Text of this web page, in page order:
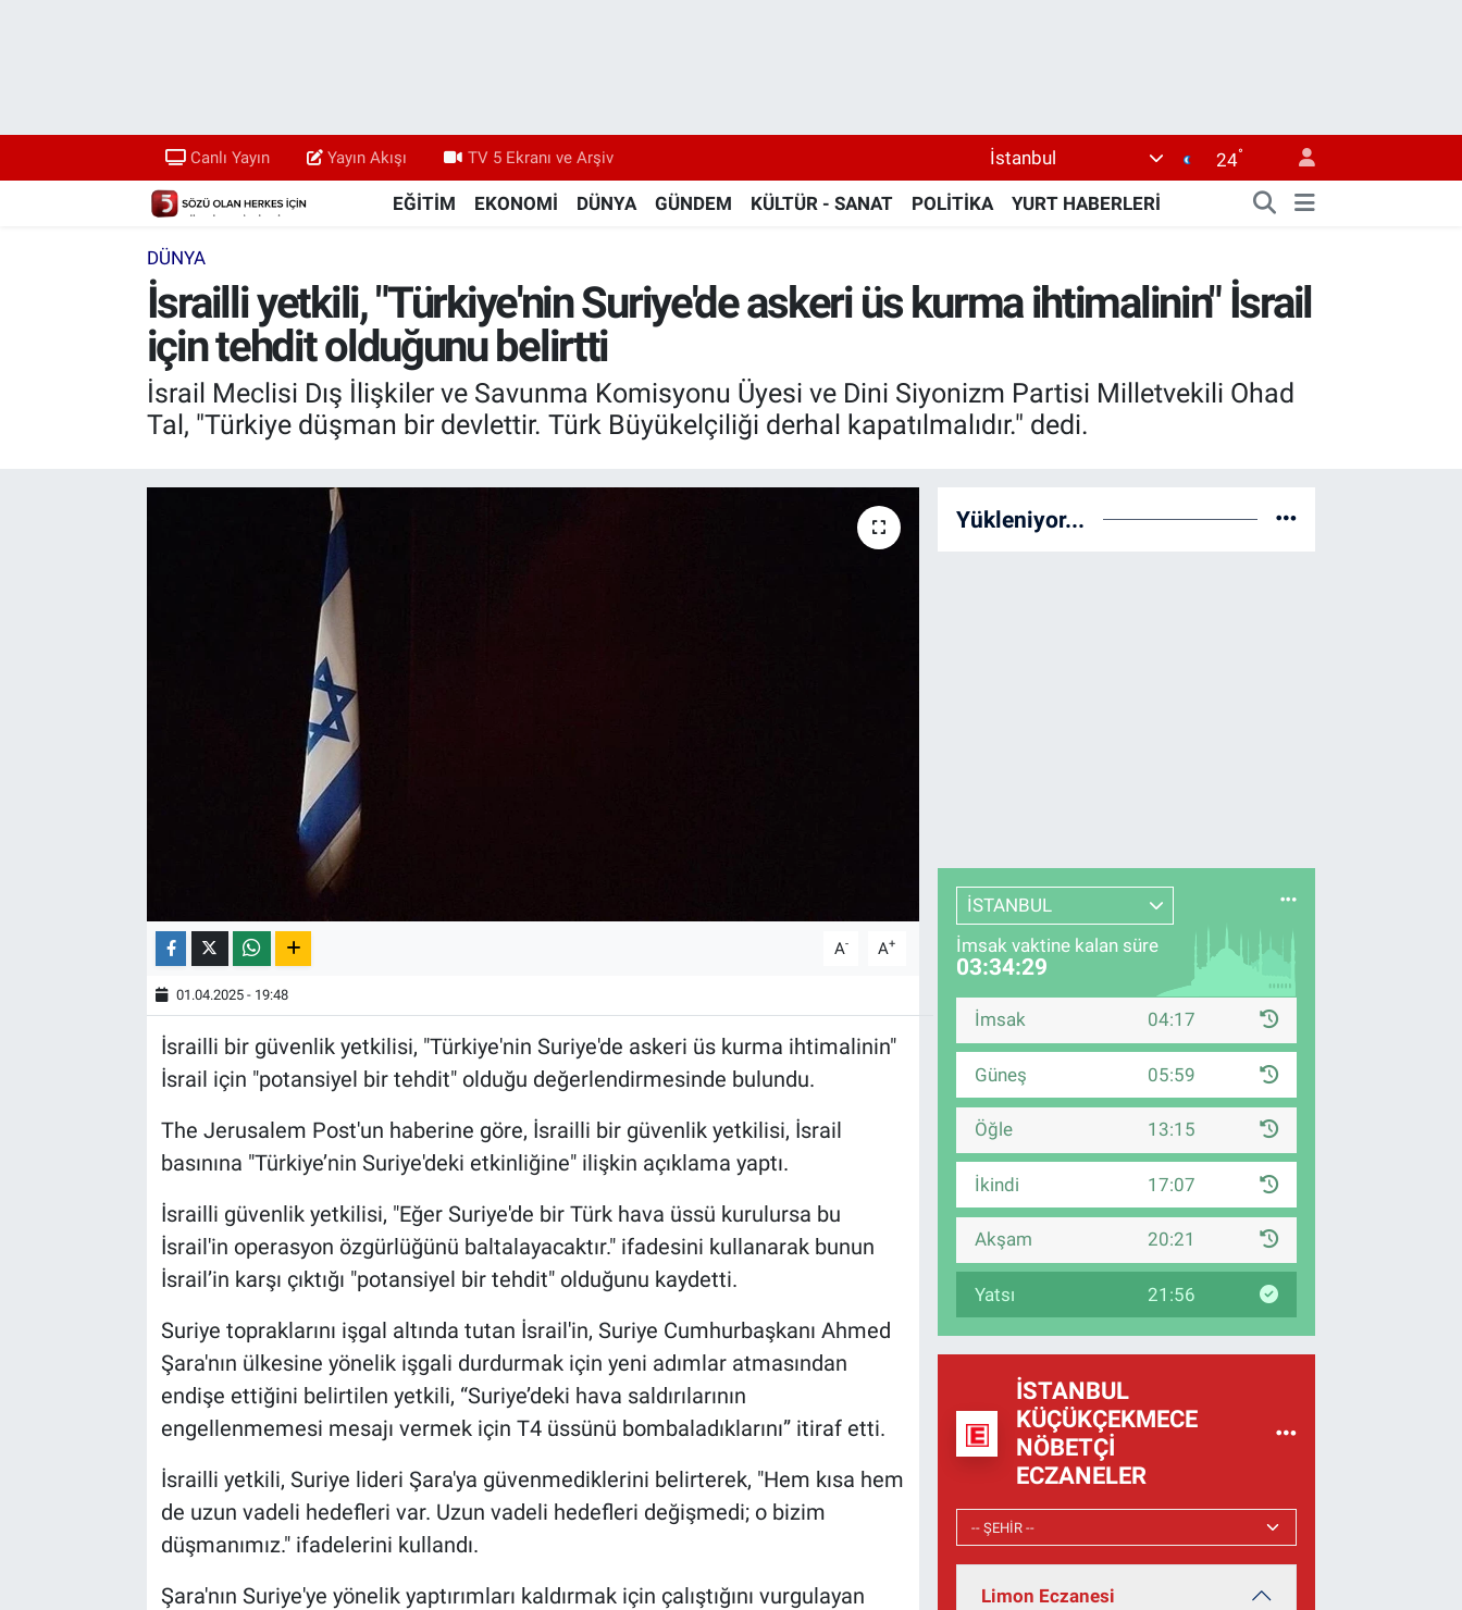
Canlı Yayın Yayın Akışı TV 5 Ekranı ve Arşiv İstanbul 24°
EĞİTİM EKONOMİ DÜNYA GÜNDEM KÜLTÜR - SANAT POLİTİKA YURT HABERLERİ
DÜNYA
İsrailli yetkili, "Türkiye'nin Suriye'de askeri üs kurma ihtimalinin" İsrail
için tehdit olduğunu belirtti
İsrail Meclisi Dış İlişkiler ve Savunma Komisyonu Üyesi ve Dini Siyonizm Partisi Milletvekili Ohad
Tal, "Türkiye düşman bir devlettir. Türk Büyükelçiliği derhal kapatılmalıdır." dedi.
A- A+
01.04.2025 - 19:48
İsrailli bir güvenlik yetkilisi, "Türkiye'nin Suriye'de askeri üs kurma ihtimalinin"
İsrail için "potansiyel bir tehdit" olduğu değerlendirmesinde bulundu.
The Jerusalem Post'un haberine göre, İsrailli bir güvenlik yetkilisi, İsrail
basınına "Türkiye’nin Suriye'deki etkinliğine" ilişkin açıklama yaptı.
İsrailli güvenlik yetkilisi, "Eğer Suriye'de bir Türk hava üssü kurulursa bu
İsrail'in operasyon özgürlüğünü baltalayacaktır." ifadesini kullanarak bunun
İsrail’in karşı çıktığı "potansiyel bir tehdit" olduğunu kaydetti.
Suriye topraklarını işgal altında tutan İsrail'in, Suriye Cumhurbaşkanı Ahmed
Şara'nın ülkesine yönelik işgali durdurmak için yeni adımlar atmasından
endişe ettiğini belirtilen yetkili, “Suriye’deki hava saldırılarının
engellenmemesi mesajı vermek için T4 üssünü bombaladıklarını” itiraf etti.
İsrailli yetkili, Suriye lideri Şara'ya güvenmediklerini belirterek, "Hem kısa hem
de uzun vadeli hedefleri var. Uzun vadeli hedefleri değişmedi; o bizim
düşmanımız." ifadelerini kullandı.
Şara'nın Suriye'ye yönelik yaptırımları kaldırmak için çalıştığını vurgulayan
Yükleniyor...
İSTANBUL
İmsak vaktine kalan süre
03:34:28
İmsak 04:17
Güneş 05:59
Öğle 13:15
İkindi 17:07
Akşam 20:21
Yatsı 21:56
İSTANBUL
KÜÇÜKÇEKMECE
NÖBETÇI
ECZANELER
Limon Eczanesi
Yayın Akışı
TV 5 Ekranı ve Arşiv